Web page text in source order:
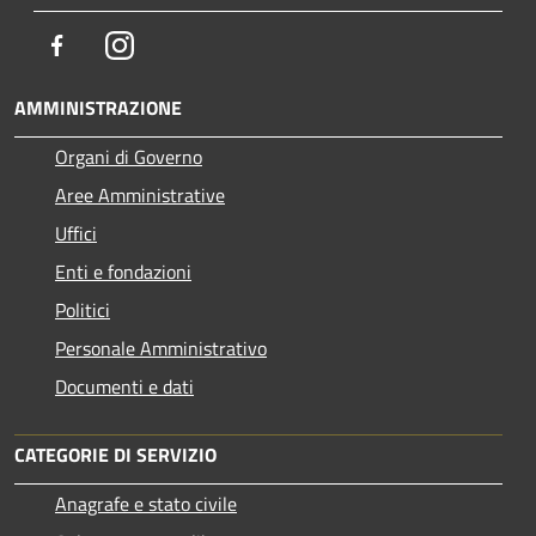
FacebookInstagram
AMMINISTRAZIONE
Organi di Governo
Aree Amministrative
Uffici
Enti e fondazioni
Politici
Personale Amministrativo
Documenti e dati
CATEGORIE DI SERVIZIO
Anagrafe e stato civile